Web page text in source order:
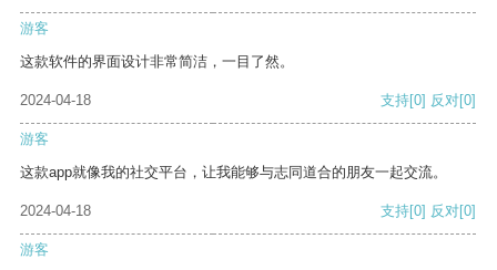
游客
这款软件的界面设计非常简洁，一目了然。
2024-04-18 支持[0] 反对[0]
游客
这款app就像我的社交平台，让我能够与志同道合的朋友一起交流。
2024-04-18 支持[0] 反对[0]
游客